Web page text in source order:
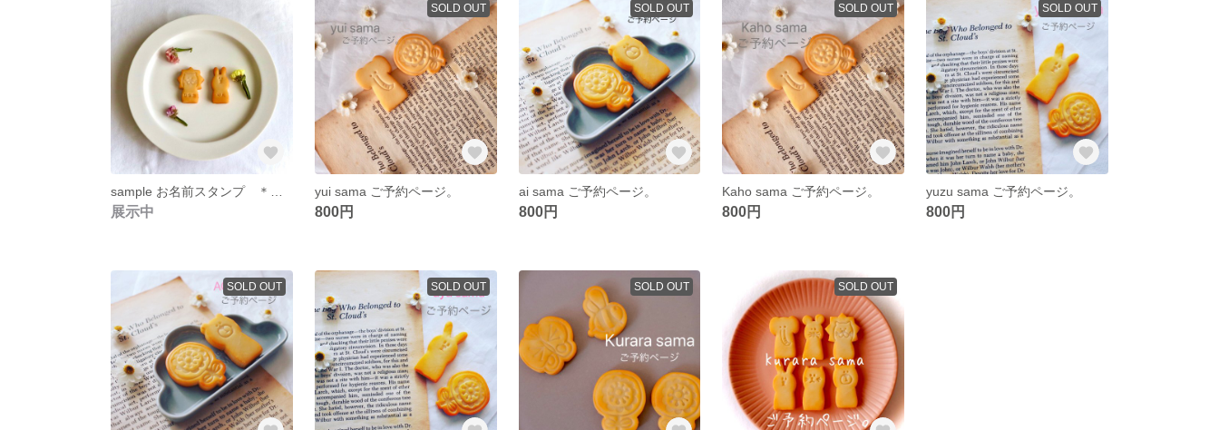
展示中
SOLD OUT
yui sama ご予約ページ。
800円
SOLD OUT
ai sama ご予約ページ。
800円
SOLD OUT
Kaho sama ご予約ページ。
800円
SOLD OUT
yuzu sama ご予約ページ。
800円
SOLD OUT SOLD OUT SOLD OUT SOLD OUT